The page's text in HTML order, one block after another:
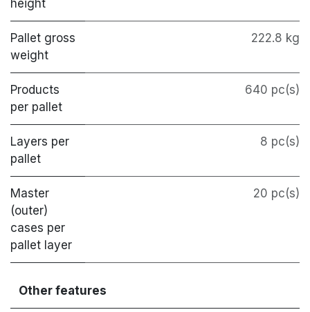
height
Pallet gross
weight
222.8 kg
Products
per pallet
640 pc(s)
Layers per
pallet
8 pc(s)
Master
(outer)
cases per
pallet layer
20 pc(s)
Other features